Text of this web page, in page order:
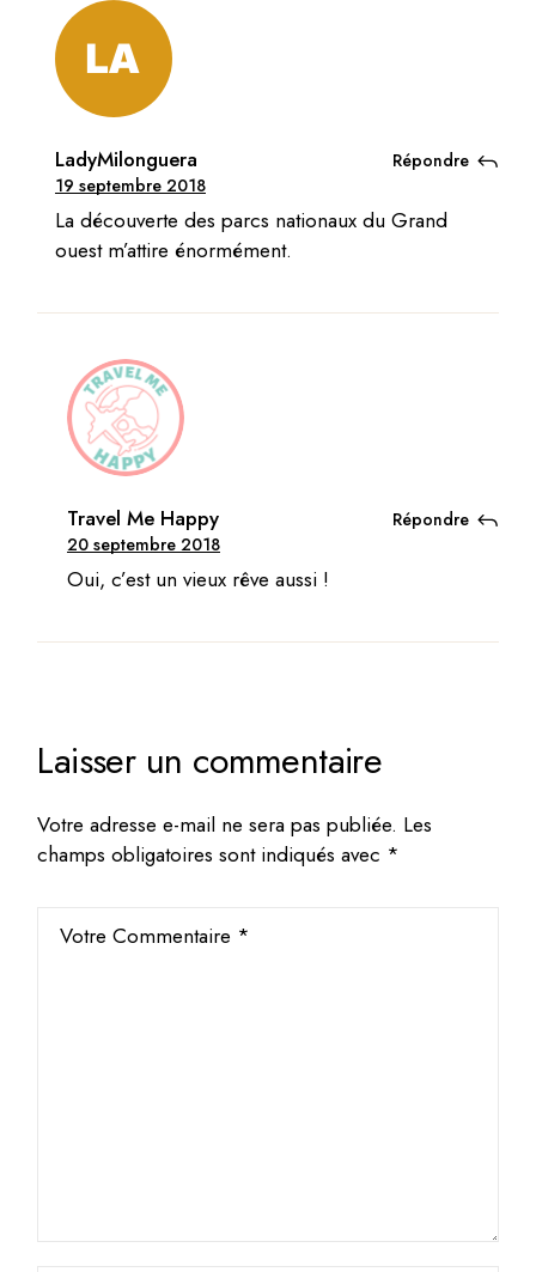
LadyMilonguera
19 septembre 2018
La découverte des parcs nationaux du Grand
ouest m’attire énormément.
Répondre
Travel Me Happy
20 septembre 2018
Oui, c’est un vieux rêve aussi !
Répondre
Laisser un commentaire
Votre adresse e-mail ne sera pas publiée. Les
champs obligatoires sont indiqués avec *